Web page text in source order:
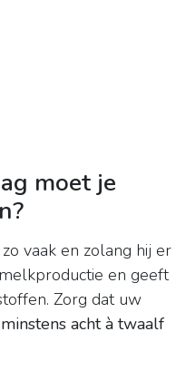
moet je
vaak en zolang hij er
en geeft
Zorg dat uw
acht à twaalf